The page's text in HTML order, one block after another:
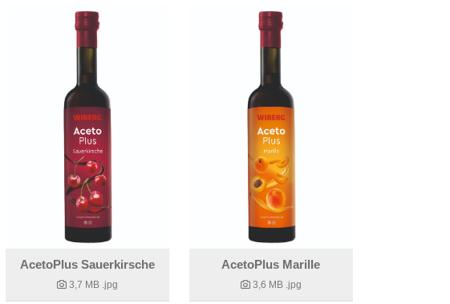
AcetoPlus Sauerkirsche
3,7 MB .jpg
AcetoPlus Marille
3,6 MB .jpg